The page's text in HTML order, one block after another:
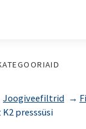
Joogiveefiltrid →
presssüsi